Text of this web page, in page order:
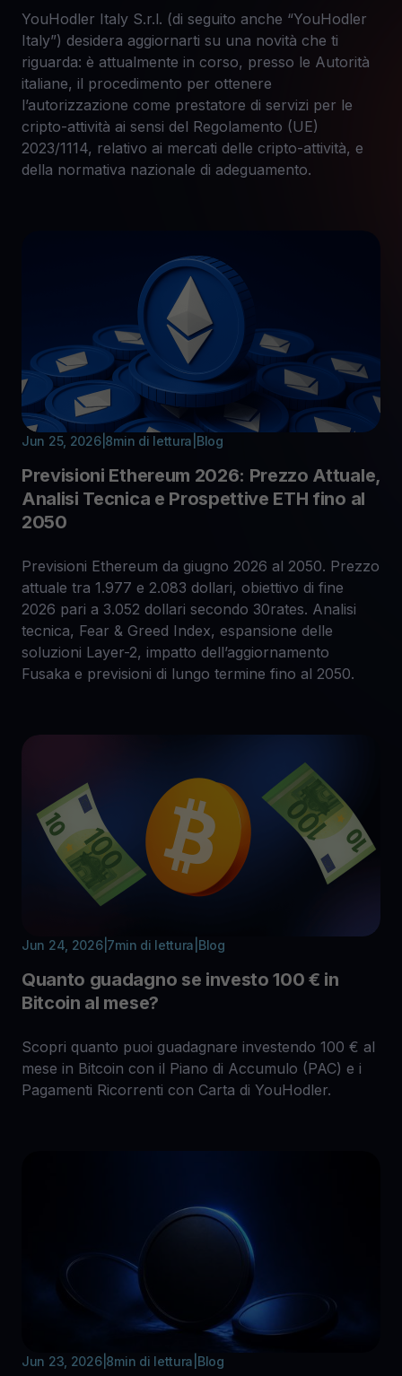
YouHodler Italy S.r.l. (di seguito anche “YouHodler
Italy”) desidera aggiornarti su una novità che ti
riguarda: è attualmente in corso, presso le Autorità
italiane, il procedimento per ottenere
l’autorizzazione come prestatore di servizi per le
cripto-attività ai sensi del Regolamento (UE)
2023/1114, relativo ai mercati delle cripto-attività, e
della normativa nazionale di adeguamento.
Jun 25, 2026| 8min di lettura Blog
Previsioni Ethereum 2026: Prezzo Attuale,
Analisi Tecnica e Prospettive ETH fino al
2050
Previsioni Ethereum da giugno 2026 al 2050. Prezzo
attuale tra 1.977 e 2.083 dollari, obiettivo di fine
2026 pari a 3.052 dollari secondo 30rates. Analisi
tecnica, Fear & Greed Index, espansione delle
soluzioni Layer-2, impatto dell’aggiornamento
Fusaka e previsioni di lungo termine fino al 2050.
Jun 24, 2026| 7min di lettura Blog
Quanto guadagno se investo 100 € in
Bitcoin al mese?
Scopri quanto puoi guadagnare investendo 100 € al
mese in Bitcoin con il Piano di Accumulo (PAC) e i
Pagamenti Ricorrenti con Carta di YouHodler.
Jun 23, 2026| 8min di lettura Blog